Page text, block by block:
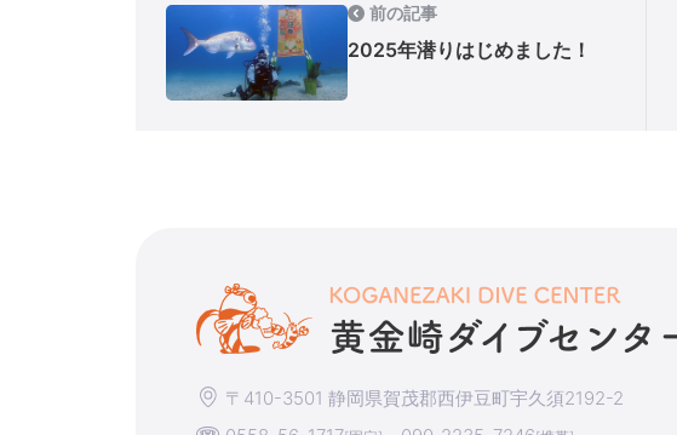
前の記事
2025年潜りはじめました！
〒410-3501 静岡県賀茂郡西伊豆町宇久須2192-2